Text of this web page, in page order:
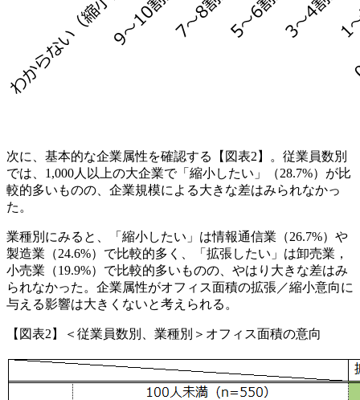
次に、基本的な企業属性を確認する【図表2】。従業員数別
では、1,000人以上の大企業で「縮小したい」（28.7%）が比
較的多いものの、企業規模による大きな差はみられなかっ
た。
業種別にみると、「縮小したい」は情報通信業（26.7%）や
製造業（24.6%）で比較的多く、「拡張したい」は卸売業，
小売業（19.9%）で比較的多いものの、やはり大きな差はみ
られなかった。企業属性がオフィス面積の拡張／縮小意向に
与える影響は大きくないと考えられる。
【図表2】＜従業員数別、業種別＞オフィス面積の意向